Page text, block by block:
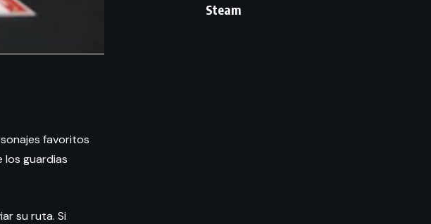
favoritos
los guardias
su ruta. Si
Steam